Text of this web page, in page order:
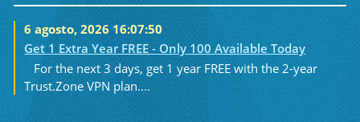
6 agosto, 2026 16:07:50
Get 1 Extra Year FREE - Only 100 Available Today
For the next 3 days, get 1 year FREE with the 2-year
Trust.Zone VPN plan....